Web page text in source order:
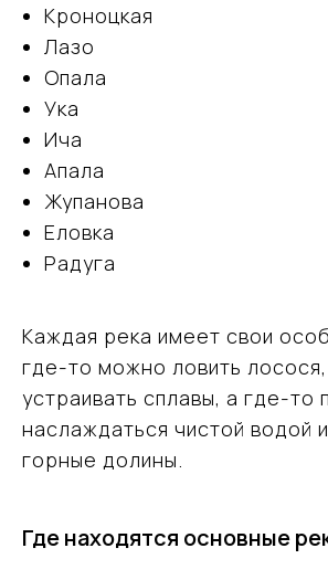
Кроноцкая
Лазо
Опала
Ука
Ича
Апала
Жупанова
Еловка
Радуга
Каждая река имеет свои
где-то можно ловить
устраивать сплавы, а где-то
наслаждаться чистой водой
горные долины.
Где находятся основные